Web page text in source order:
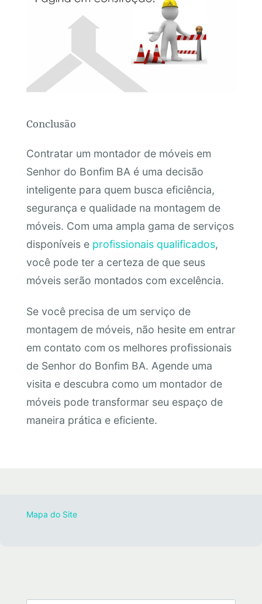
Conclusão
Contratar um montador de móveis em
Senhor do Bonfim BA é uma decisão
inteligente para quem busca eficiência,
segurança e qualidade na montagem de
móveis. Com uma ampla gama de serviços
disponíveis e profissionais qualificados,
você pode ter a certeza de que seus
móveis serão montados com excelência.
Se você precisa de um serviço de
montagem de móveis, não hesite em entrar
em contato com os melhores profissionais
de Senhor do Bonfim BA. Agende uma
visita e descubra como um montador de
móveis pode transformar seu espaço de
maneira prática e eficiente.
Mapa do Site